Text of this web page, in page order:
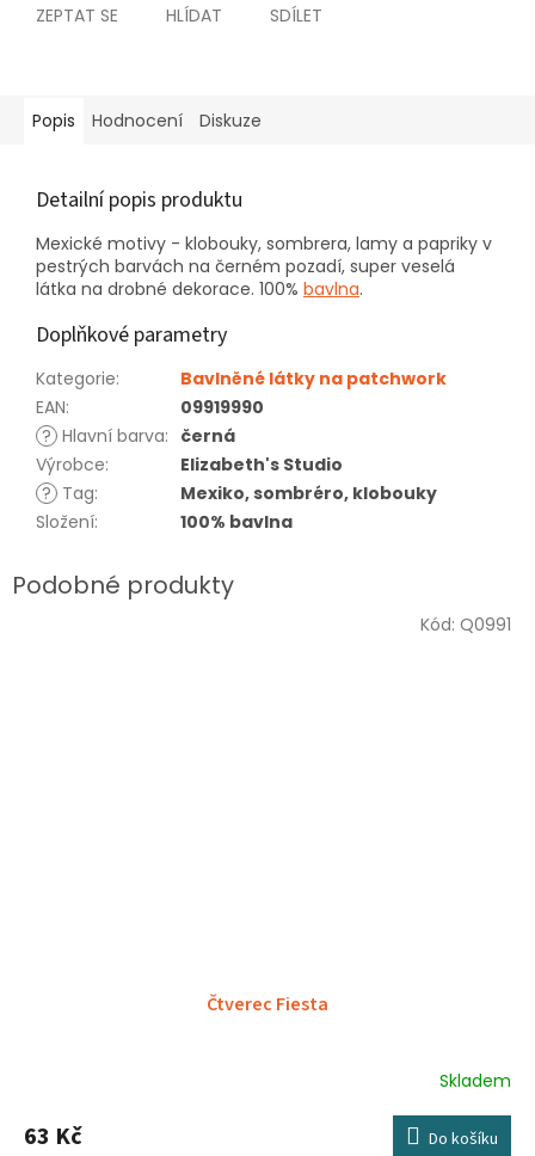
ZEPTAT SE HLÍDAT SDÍLET
Popis Hodnocení Diskuze
Detailní popis produktu
Mexické motivy - klobouky, sombrera, lamy a papriky v
pestrých barvách na černém pozadí, super veselá
látka na drobné dekorace. 100% bavlna.
Doplňkové parametry
Kategorie:
Bavlněné látky na patchwork
EAN:
09919990
? Hlavní barva: černá
Výrobce:
Elizabeth's Studio
? Tag:
Mexiko, sombréro, klobouky
Složení: 100% bavlna
Čtverec Fiesta
Skladem
63 Kč Do košíku
Kód: Q0991